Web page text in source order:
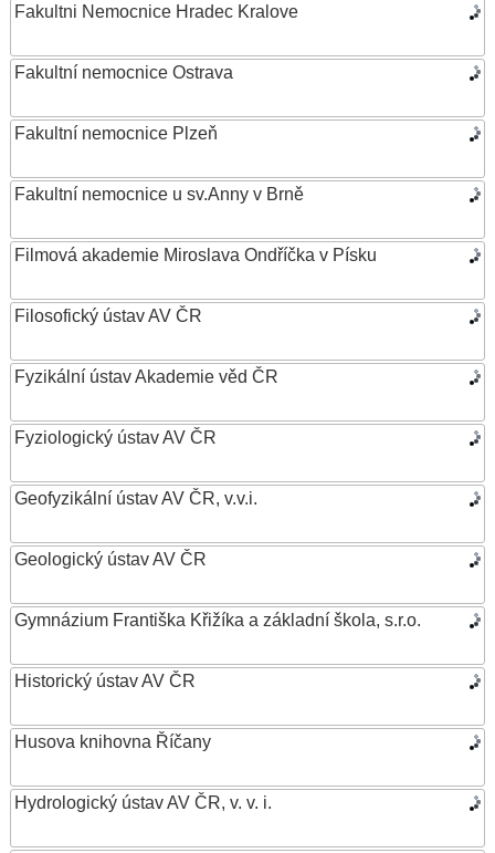
Fakultni Nemocnice Hradec Kralove
Fakultní nemocnice Ostrava
Fakultní nemocnice Plzeň
Fakultní nemocnice u sv.Anny v Brně
Filmová akademie Miroslava Ondříčka v Písku
Filosofický ústav AV ČR
Fyzikální ústav Akademie věd ČR
Fyziologický ústav AV ČR
Geofyzikální ústav AV ČR, v.v.i.
Geologický ústav AV ČR
Gymnázium Františka Křižíka a základní škola, s.r.o.
Historický ústav AV ČR
Husova knihovna Říčany
Hydrologický ústav AV ČR, v. v. i.